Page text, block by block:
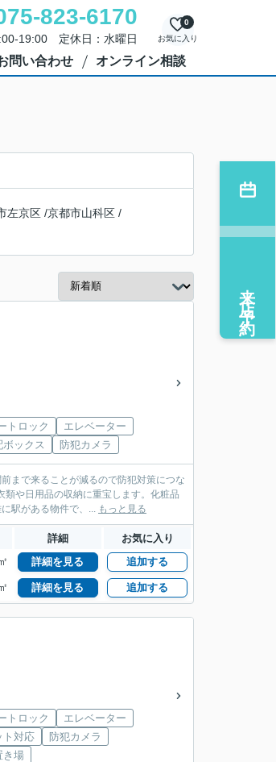
823-6170
19:00 定休日：水曜日 お気に入り
0
問い合わせ オンライン相談
左京区 /京都市山科区 /
トロック
エレベーター
ボックス 防犯カメラ
まで来ることが減るので防犯対策につな
や日用品の収納に重宝します。化粧品
駅がある物件で、... もっと見る
詳細 お気に入り
詳細を見る 追加する
詳細を見る 追加する
トロック
エレベーター
ト対応
防犯カメラ
き場
来店予約